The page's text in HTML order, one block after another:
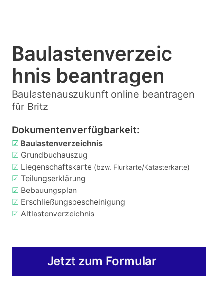
Baulastenverzeic
hnis beantragen
Baulastenauszukunft online beantragen
für Britz
Dokumentenverfügbarkeit:
☑ Baulastenverzeichnis
☑ Grundbuchauszug
☑ Liegenschaftskarte (bzw. Flurkarte/Katasterkarte)
☑ Teilungserklärung
☑ Bebauungsplan
☑ Erschließungsbescheinigung
☑ Altlastenverzeichnis
Jetzt zum Formular